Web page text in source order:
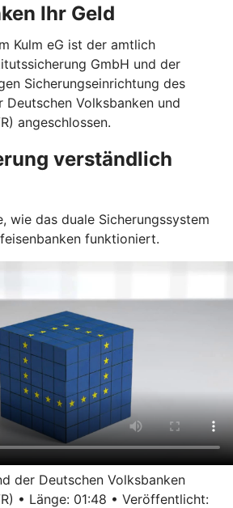
Ihr Geld
Kulm eG ist der amtlich
GmbH und der
Sicherungseinrichtung des
Deutschen Volksbanken und
angeschlossen.
verständlich
wie das duale Sicherungssystem
funktioniert.
der Deutschen Volksbanken
• Länge: 01:48 • Veröffentlicht: